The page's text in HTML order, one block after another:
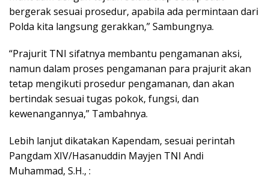
bergerak sesuai prosedur, apabila ada permintaan dari
Polda kita langsung gerakkan,” Sambungnya.
“Prajurit TNI sifatnya membantu pengamanan aksi,
namun dalam proses pengamanan para prajurit akan
tetap mengikuti prosedur pengamanan, dan akan
bertindak sesuai tugas pokok, fungsi, dan
kewenangannya,” Tambahnya.
Lebih lanjut dikatakan Kapendam, sesuai perintah
Pangdam XIV/Hasanuddin Mayjen TNI Andi
Muhammad, S.H., :